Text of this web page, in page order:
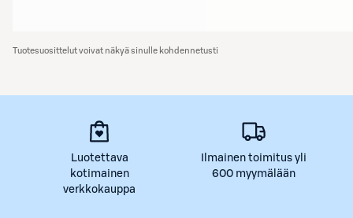
Tuotesuosittelut voivat näkyä sinulle kohdennetusti
Luotettava
kotimainen
verkkokauppa
Ilmainen toimitus yli
600 myymälään